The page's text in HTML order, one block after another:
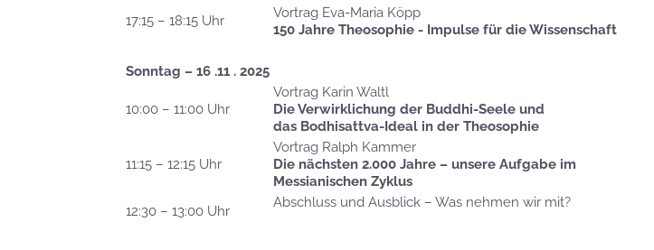
17:15 – 18:15 Uhr
Vortrag Eva-Maria Köpp
150 Jahre Theosophie - Impulse für die Wissenschaft
Sonntag – 16 .11 . 2025
10:00 – 11:00 Uhr
Vortrag Karin Waltl
Die Verwirklichung der Buddhi-Seele und
das Bodhisattva-Ideal in der Theosophie
11:15 – 12:15 Uhr
Vortrag Ralph Kammer
Die nächsten 2.000 Jahre – unsere Aufgabe im
Messianischen Zyklus
12:30 – 13:00 Uhr
Abschluss und Ausblick – Was nehmen wir mit?